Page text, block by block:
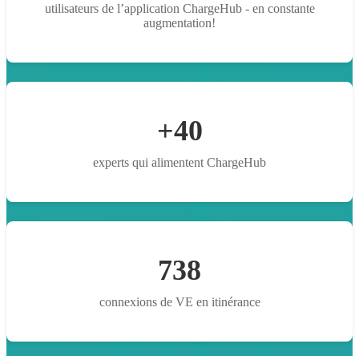
utilisateurs de l’application ChargeHub - en constante
augmentation!
+40
experts qui alimentent ChargeHub
738
connexions de VE en itinérance